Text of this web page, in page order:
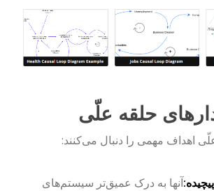
حلقه علّی
اهداف مهمی را دنبال می‌کنند:
آنها به درک عمیق‌تر سیستم‌های